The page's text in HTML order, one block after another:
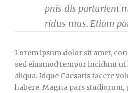
pnis dis parturient
ridus mus. Etiam
Lorem ipsum dolor sit amet,
sed eiusmod tempor incidunt
aliqua. Idque Caesaris facere
habere. Magna pars studiorum,